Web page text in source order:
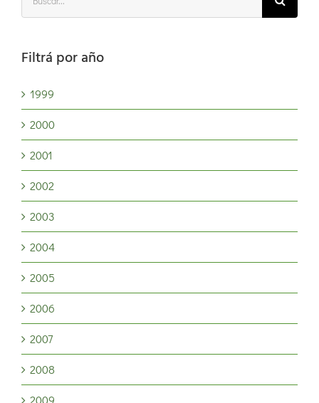
Filtrá por año
1999
2000
2001
2002
2003
2004
2005
2006
2007
2008
2009